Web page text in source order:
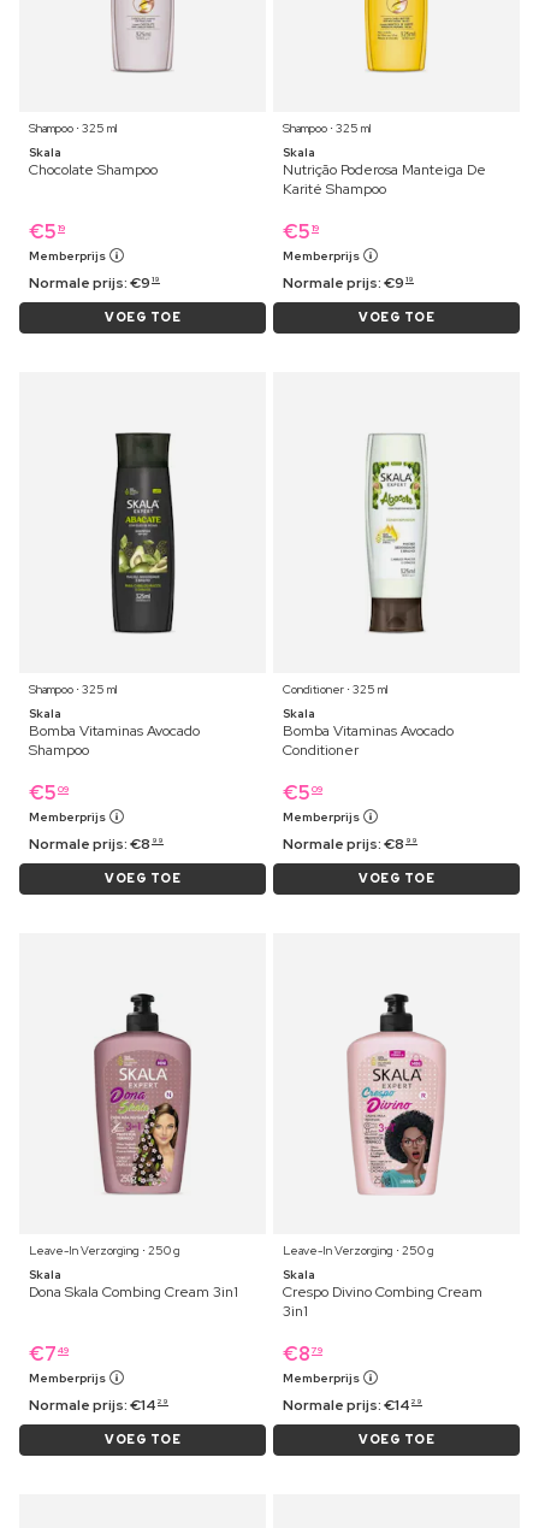
Shampoo ⋅ 325 ml
Skala
Chocolate Shampoo
€5 19
Memberprijs
Normale prijs:€9 19
VOEG TOE
Shampoo ⋅ 325 ml
Skala
Nutrição Poderosa Manteiga De
Karité Shampoo
€5 19
Memberprijs
Normale prijs:€9 19
VOEG TOE
Shampoo ⋅ 325 ml
Skala
Bomba Vitaminas Avocado
Shampoo
€5 09
Memberprijs
Normale prijs:€8 99
VOEG TOE
Conditioner ⋅ 325 ml
Skala
Bomba Vitaminas Avocado
Conditioner
€5 09
Memberprijs
Normale prijs:€8 99
VOEG TOE
Leave-In Verzorging ⋅ 250 g
Skala
Dona Skala Combing Cream 3in1
€7 49
Memberprijs
Normale prijs:€14 29
VOEG TOE
Leave-In Verzorging ⋅ 250 g
Skala
Crespo Divino Combing Cream
3in1
€8 79
Memberprijs
Normale prijs:€14 29
VOEG TOE